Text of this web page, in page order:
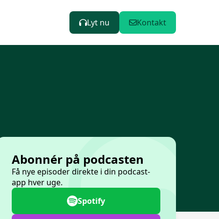
Lyt nu Kontakt
Abonnér på podcasten
Få nye episoder direkte i din podcast-
app hver uge.
Spotify